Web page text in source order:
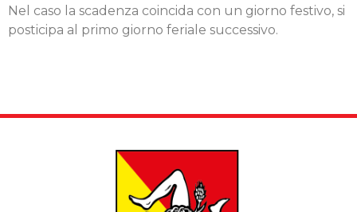
Nel caso la scadenza coincida con un giorno festivo, si
posticipa al primo giorno feriale successivo.